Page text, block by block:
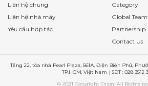
Liên hệ chung
Liên hệ nhà máy
Yêu cầu hợp tác
Category
Global Team
Partnership
Contact Us
Tầng 22, tòa nhà Pearl Plaza, 561A, Điện Biên Phủ,
TP.HCM, Việt Nam | SĐT : 028 3512
© 2021 Copyright Orion. All Rights